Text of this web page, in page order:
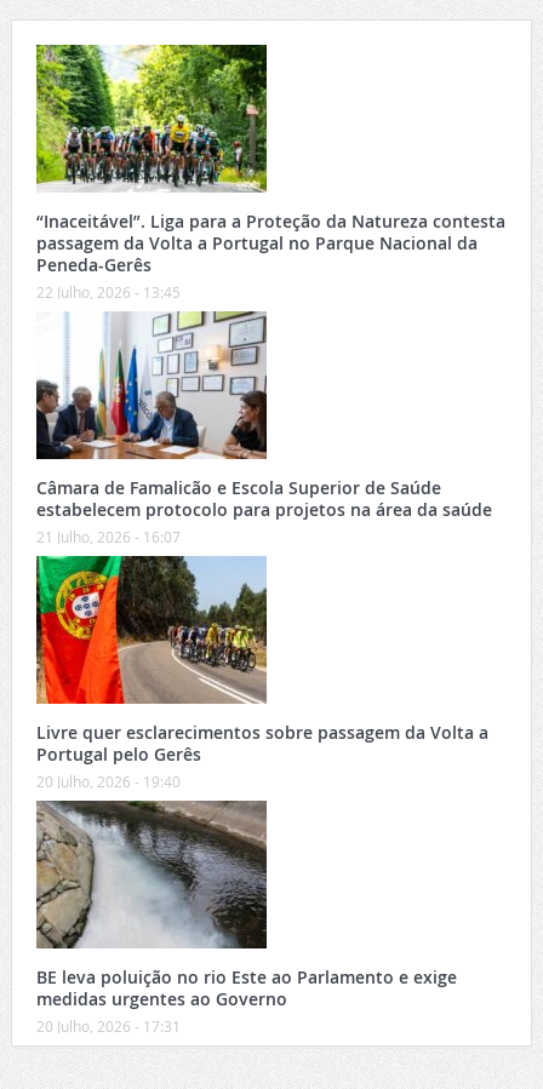
“Inaceitável”. Liga para a Proteção da Natureza contesta
passagem da Volta a Portugal no Parque Nacional da
Peneda-Gerês
22 Julho, 2026 - 13:45
Câmara de Famalicão e Escola Superior de Saúde
estabelecem protocolo para projetos na área da saúde
21 Julho, 2026 - 16:07
Livre quer esclarecimentos sobre passagem da Volta a
Portugal pelo Gerês
20 Julho, 2026 - 19:40
BE leva poluição no rio Este ao Parlamento e exige
medidas urgentes ao Governo
20 Julho, 2026 - 17:31